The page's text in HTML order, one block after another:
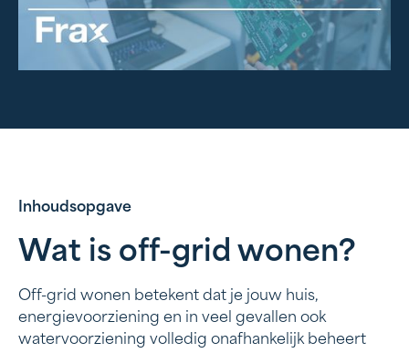
Inhoudsopgave
Wat is off-grid wonen?
De voordelen van off-grid wonen
Benodigdheden als je off-grid gaat leven
Wat is off-grid wonen?
Off-grid wonen betekent dat je jouw huis,
energievoorziening en in veel gevallen ook
watervoorziening volledig onafhankelijk beheert